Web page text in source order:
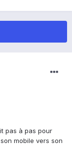
pas à pas pour
mobile vers son